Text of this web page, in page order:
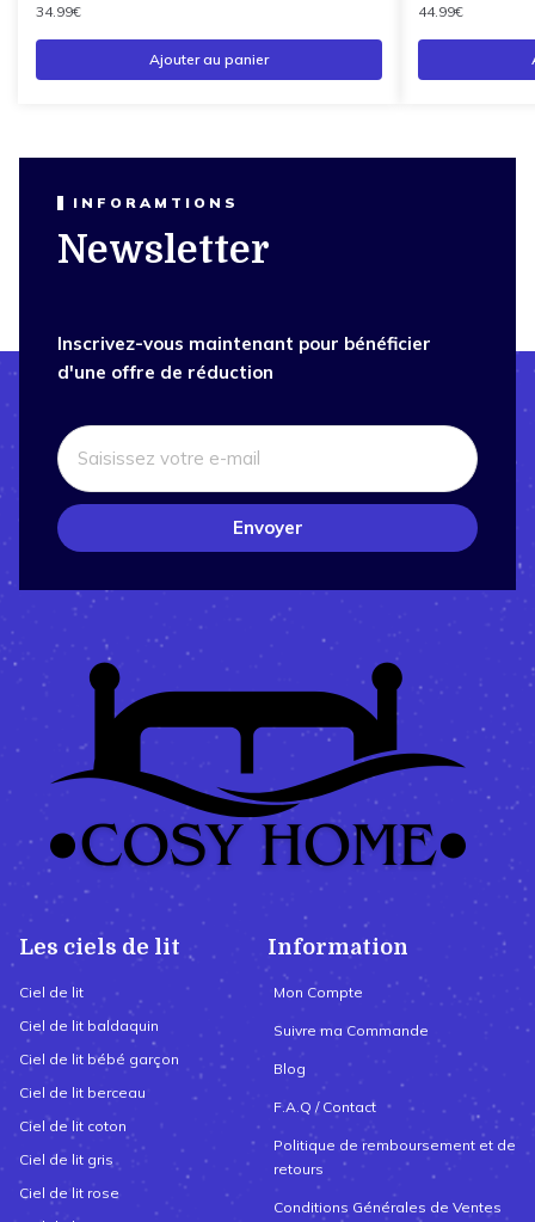
34.99€
Ajouter au panier
44.99€
INFORAMTIONS
Newsletter
Inscrivez-vous maintenant pour bénéficier
d'une offre de réduction
Envoyer
Les ciels de lit
Ciel de lit
Ciel de lit baldaquin
Ciel de lit bébé garçon
Ciel de lit berceau
Ciel de lit coton
Ciel de lit gris
Ciel de lit rose
Information
Mon Compte
Suivre ma Commande
Blog
F.A.Q / Contact
Politique de remboursement et de
retours
Conditions Générales de Ventes